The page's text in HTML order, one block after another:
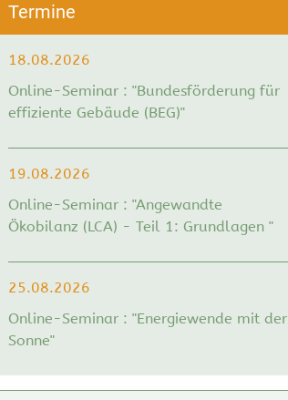
Termine
18.08.2026
Online-Seminar : "Bundesförderung für
effiziente Gebäude (BEG)"
19.08.2026
Online-Seminar : "Angewandte
Ökobilanz (LCA) - Teil 1: Grundlagen "
25.08.2026
Online-Seminar : "Energiewende mit der
Sonne"